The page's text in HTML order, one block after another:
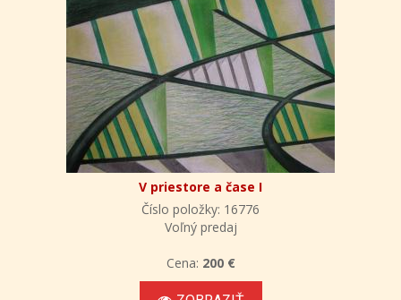
V priestore a čase I
Číslo položky: 16776
Voľný predaj
Cena: 200 €